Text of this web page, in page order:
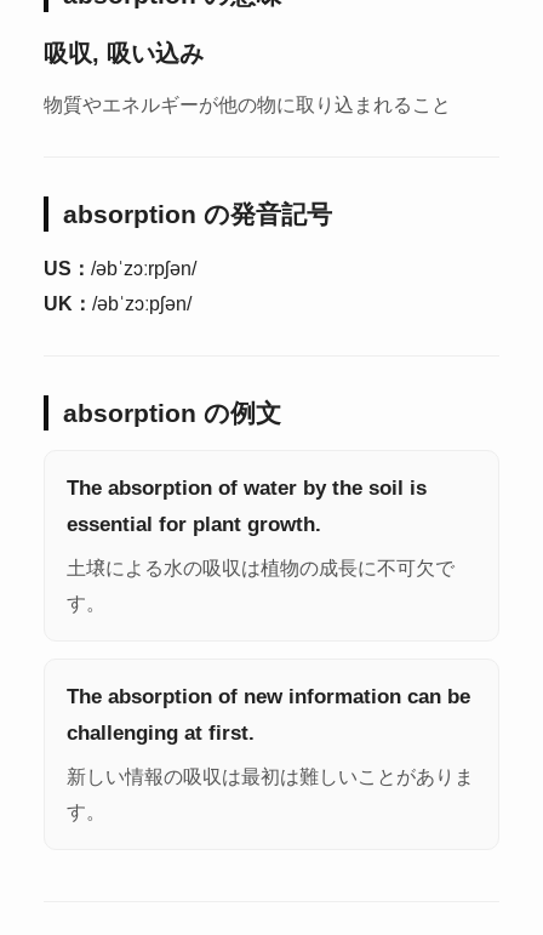
吸収, 吸い込み
物質やエネルギーが他の物に取り込まれること
absorption の発音記号
US： /əbˈzɔːrpʃən/
UK： /əbˈzɔːpʃən/
absorption の例文
The absorption of water by the soil is
essential for plant growth.
土壌による水の吸収は植物の成長に不可欠で
す。
The absorption of new information can be
challenging at first.
新しい情報の吸収は最初は難しいことがありま
す。